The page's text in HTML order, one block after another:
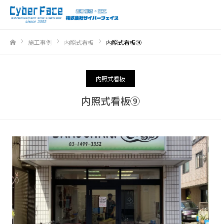
施工事例 内照式看板 内照式看板⑨
内照式看板
内照式看板⑨